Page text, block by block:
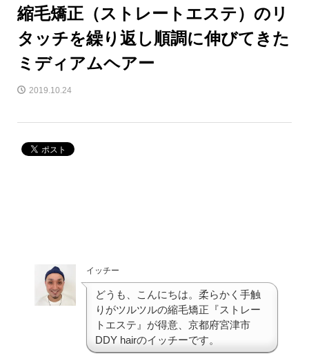
縮毛矯正（ストレートエステ）のリ
タッチを繰り返し順調に伸びてきた
ミディアムヘアー
2019.10.24
イッチー
どうも、こんにちは。柔らかく手触
りがツルツルの縮毛矯正『ストレー
トエステ』が得意、京都府宮津市
DDY hairのイッチーです。